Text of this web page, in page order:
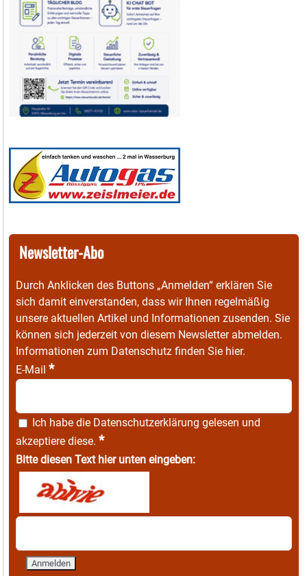
Newsletter-Abo
Durch Anklicken des Buttons „Anmelden“ erklären Sie
sich damit einverstanden, dass wir Ihnen regelmäßig
unsere aktuellen Artikel und Informationen zusenden. Sie
können sich jederzeit von diesem Newsletter abmelden.
Informationen zum Datenschutz finden Sie hier.
E-Mail *
Ich habe die Datenschutzerklärung gelesen und
akzeptiere diese. *
Bitte diesen Text hier unten eingeben: